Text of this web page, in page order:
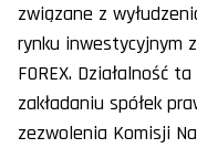
związane z
rynku inwestycyjnym
FOREX. Działalność
zakładaniu spółek
zezwolenia Komisji